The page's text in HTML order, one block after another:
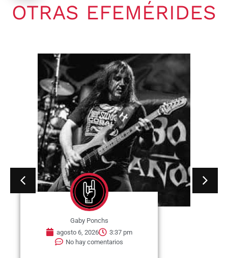
OTRAS EFEMÉRIDES
Gaby Ponchs
agosto 6, 2026
3:37 pm
No hay comentarios